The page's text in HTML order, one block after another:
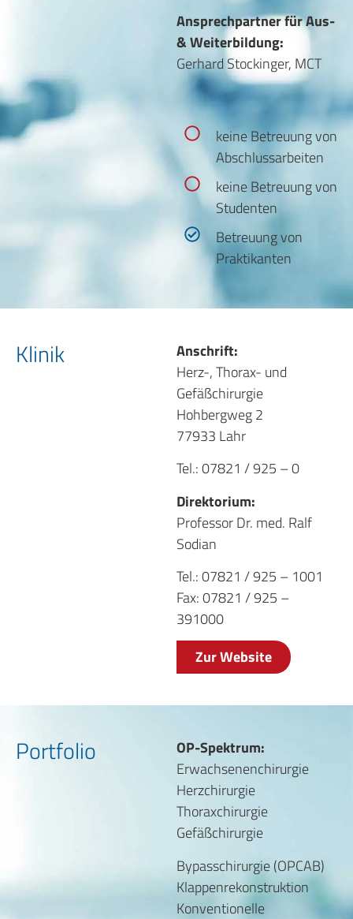
Ansprechpartner für Aus-
& Weiterbildung:
Gerhard Stockinger, MCT
keine Betreuung von
Abschlussarbeiten
keine Betreuung von
Studenten
Betreuung von
Praktikanten
Klinik
Anschrift:
Herz-, Thorax- und
Gefäßchirurgie
Hohbergweg 2
77933 Lahr
Tel.: 07821 / 925 – 0
Direktorium:
Professor Dr. med. Ralf
Sodian
Tel.: 07821 / 925 – 1001
Fax: 07821 / 925 –
391000
Zur Website
Portfolio
OP-Spektrum:
Erwachsenenchirurgie
Herzchirurgie
Thoraxchirurgie
Gefäßchirurgie
Bypasschirurgie (OPCAB)
Klappenrekonstruktion
Konventionelle